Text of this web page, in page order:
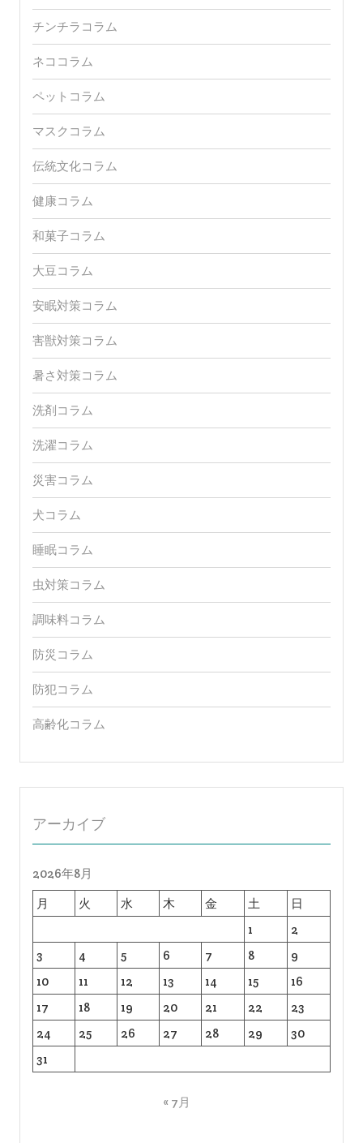
チンチラコラム
ネココラム
ペットコラム
マスクコラム
伝統文化コラム
健康コラム
和菓子コラム
大豆コラム
安眠対策コラム
害獣対策コラム
暑さ対策コラム
洗剤コラム
洗濯コラム
災害コラム
犬コラム
睡眠コラム
虫対策コラム
調味料コラム
防災コラム
防犯コラム
高齢化コラム
アーカイブ
2026年8月
月
火 水 木 金 土
日
1
2
3
4 5 6 7 8
9
10
11 12 13 14 15
16
17
18 19 20 21 22
23
24
25 26 27 28 29
30
31
« 7月